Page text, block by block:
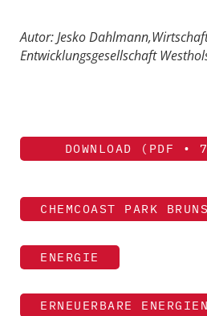
Autor: Jesko
Entwicklungsgesellschaft
DOWNLOAD (PDF •
CHEMCOAST PARK
ENERGIE
ERNEUERBARE ENERGIEN